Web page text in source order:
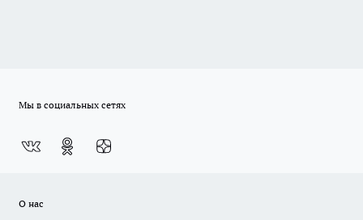
Мы в социальных сетях
О нас